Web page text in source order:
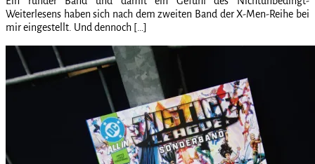
Weiterlesens haben sich nach dem zweiten Band der X-Men-Reihe bei
mir eingestellt. Und dennoch […]